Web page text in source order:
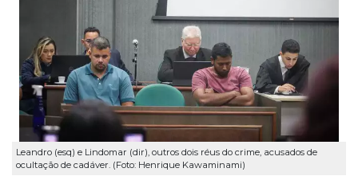
Leandro (esq) e Lindomar (dir), outros dois réus do crime, acusados de
ocultação de cadáver. (Foto: Henrique Kawaminami)